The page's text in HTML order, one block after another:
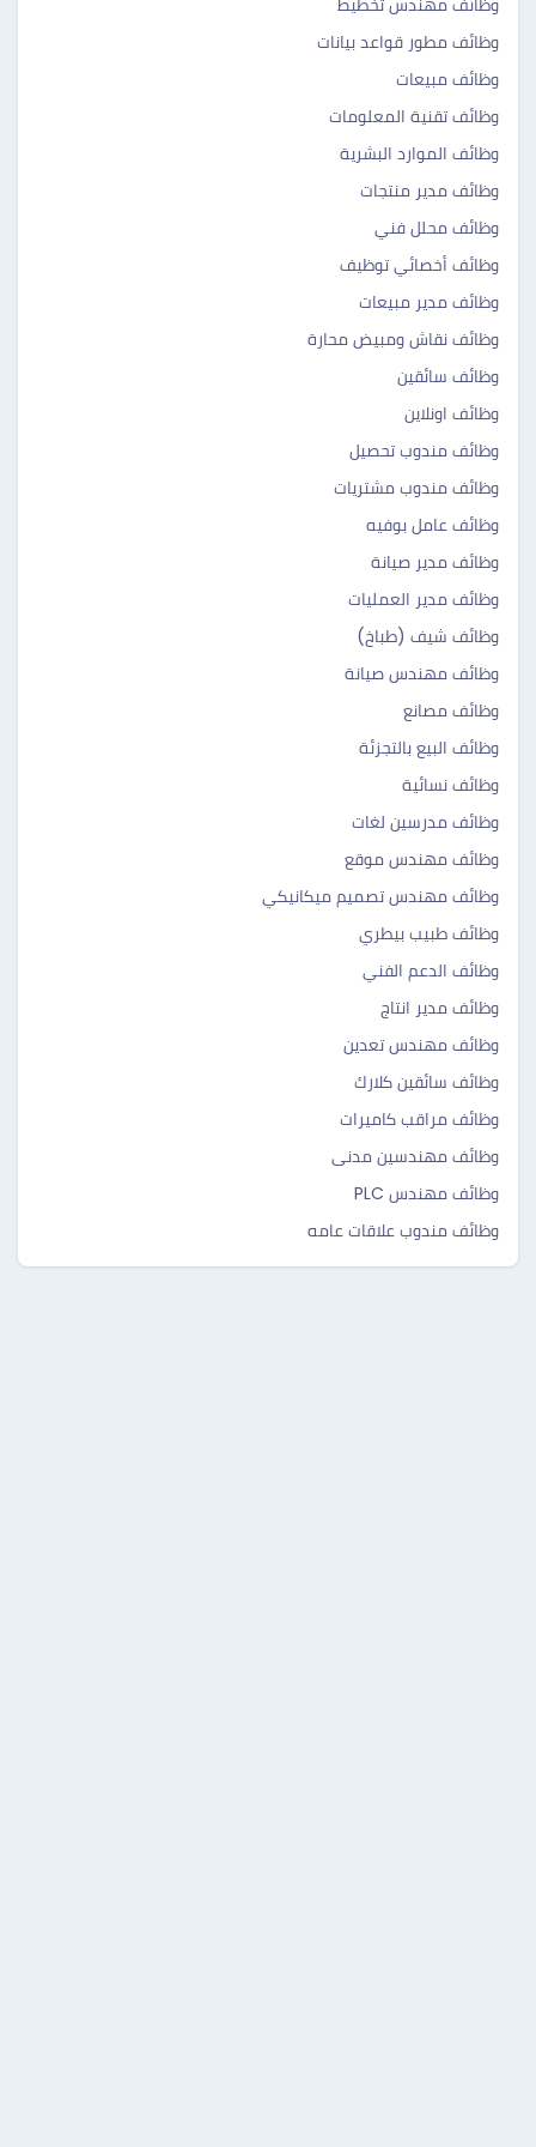
وظائف مهندس تخطيط
وظائف مطور قواعد بيانات
وظائف مبيعات
وظائف تقنية المعلومات
وظائف الموارد البشرية
وظائف مدير منتجات
وظائف محلل فني
وظائف أخصائي توظيف
وظائف مدير مبيعات
وظائف نقاش ومبيض محارة
وظائف سائقين
وظائف اونلاين
وظائف مندوب تحصيل
وظائف مندوب مشتريات
وظائف عامل بوفيه
وظائف مدير صيانة
وظائف مدير العمليات
وظائف شيف (طباخ)
وظائف مهندس صيانة
وظائف مصانع
وظائف البيع بالتجزئة
وظائف نسائية
وظائف مدرسين لغات
وظائف مهندس موقع
وظائف مهندس تصميم ميكانيكي
وظائف طبيب بيطري
وظائف الدعم الفني
وظائف مدير انتاج
وظائف مهندس تعدين
وظائف سائقين كلارك
وظائف مراقب كاميرات
وظائف مهندسين مدنى
وظائف مهندس PLC
وظائف مندوب علاقات عامه